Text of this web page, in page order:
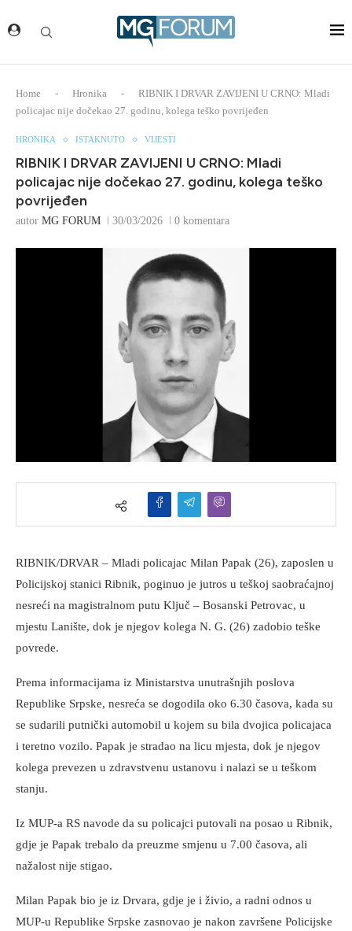
Home - Hronika -
RIBNIK I DRVAR ZAVIJENI U CRNO: Mladi
policajac nije dočekao 27. godinu, kolega teško povrijeđen
HRONIKA ISTAKNUTO VIJESTI
RIBNIK I DRVAR ZAVIJENI U CRNO: Mladi
policajac nije dočekao 27. godinu, kolega teško
povrijeđen
autor MG FORUM 30/03/2026 0 komentara
RIBNIK/DRVAR – Mladi policajac Milan Papak (26), zaposlen u
Policijskoj stanici Ribnik, poginuo je jutros u teškoj saobraćajnoj
nesreći na magistralnom putu Ključ – Bosanski Petrovac, u
mjestu Lanište, dok je njegov kolega N. G. (26) zadobio teške
povrede.
Prema informacijama iz Ministarstva unutrašnjih poslova
Republike Srpske, nesreća se dogodila oko 6.30 časova, kada su
se sudarili putnički automobil u kojem su bila dvojica policajaca
i teretno vozilo. Papak je stradao na licu mjesta, dok je njegov
kolega prevezen u zdravstvenu ustanovu i nalazi se u teškom
stanju.
Iz MUP-a RS navode da su policajci putovali na posao u Ribnik,
gdje je Papak trebalo da preuzme smjenu u 7.00 časova, ali
nažalost nije stigao.
Milan Papak bio je iz Drvara, gdje je i živio, a radni odnos u
MUP-u Republike Srpske zasnovao je nakon završene Policijske